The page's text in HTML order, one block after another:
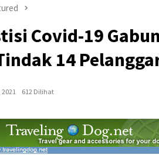
Covid-19
14
612 Dilihat